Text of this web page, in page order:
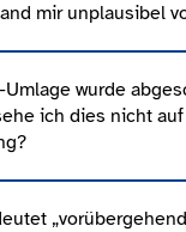
mir unplausibel
Umlage wurde
ich dies nicht